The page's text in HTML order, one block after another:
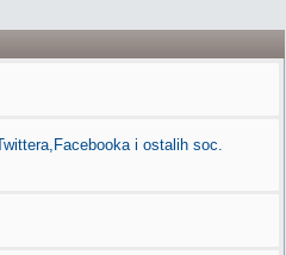
i ostalih soc.